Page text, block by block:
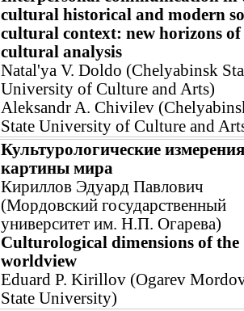
cultural historical and modern
cultural context: new horizons of
cultural analysis
Natal'ya V. Doldo (Chelyabinsk
University of Culture and Arts)
Aleksandr A. Chivilev
State University of Culture and
Культурологические измерения
картины мира
Кириллов Эдуард Павлович
(Мордовский государственный
университет им. Н.П. Огарева)
Culturological dimensions of the
worldview
Eduard P. Kirillov (Ogarev
State University)